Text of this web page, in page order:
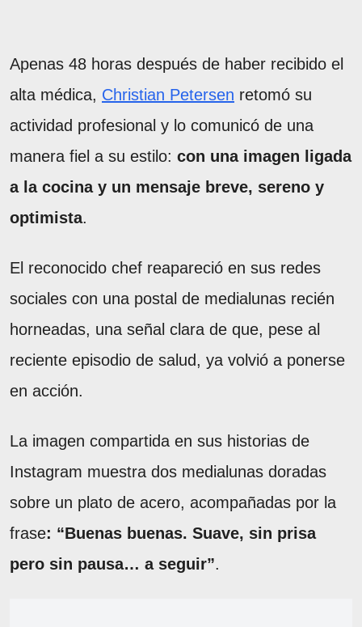
Apenas 48 horas después de haber recibido el
alta médica, Christian Petersen retomó su
actividad profesional y lo comunicó de una
manera fiel a su estilo: con una imagen ligada
a la cocina y un mensaje breve, sereno y
optimista.
El reconocido chef reapareció en sus redes
sociales con una postal de medialunas recién
horneadas, una señal clara de que, pese al
reciente episodio de salud, ya volvió a ponerse
en acción.
La imagen compartida en sus historias de
Instagram muestra dos medialunas doradas
sobre un plato de acero, acompañadas por la
frase: “Buenas buenas. Suave, sin prisa
pero sin pausa… a seguir”.